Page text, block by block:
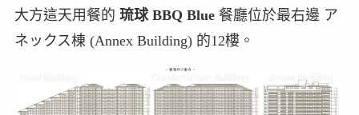
大方這天用餐的 琉球 BBQ Blue 餐廳位於最右邊 ア
ネックス棟 (Annex Building) 的12樓。